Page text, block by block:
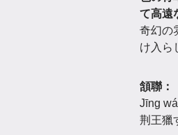
て高遠
奇幻の
け入ら
頷聯：
Jīng
荆王獵